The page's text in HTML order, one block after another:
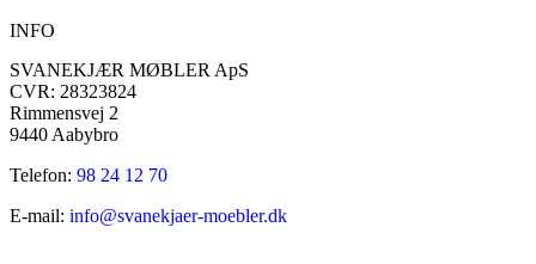
INFO
SVANEKJÆR MØBLER ApS
CVR: 28323824
Rimmensvej 2
9440 Aabybro
Telefon: 98 24 12 70
E-mail: info@svanekjaer-moebler.dk